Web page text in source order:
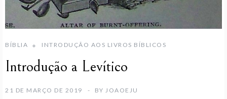
BÍBLIA INTRODUÇÃO AOS LIVROS BÍBLICOS
Introdução a Levítico
21 DE MARÇO DE 2019 BY JOAOEJU